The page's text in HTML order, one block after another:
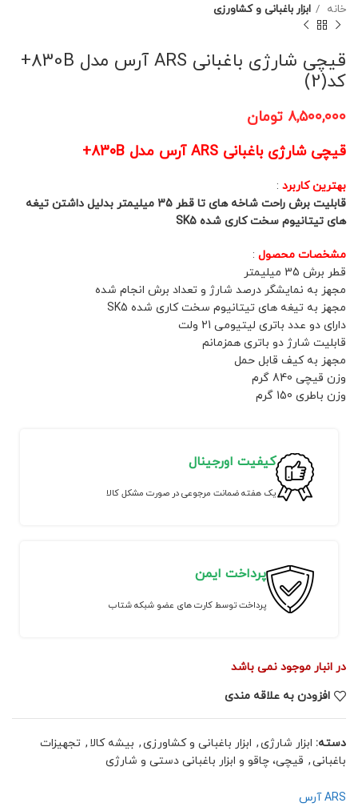
خانه ابزار باغبانی و کشاورزی
قیچی شارژی باغبانی ARS آرس مدل 830B+
کد(2)
۸,۵۰۰,۰۰۰ تومان
قیچی شارژی باغبانی ARS آرس مدل 830B+
بهترین کاربرد :
قابلیت برش راحت شاخه های تا قطر 35 میلیمتر بدلیل داشتن تیغه
های تیتانیوم سخت کاری شده SK5
مشخصات محصول :
قطر برش 35 میلیمتر
مجهز به نمایشگر درصد شارژ و تعداد برش انجام شده
مجهز به تیغه های تیتانیوم سخت کاری شده SK5
دارای دو عدد باتری لیتیومی 21 ولت
قابلیت شارژ دو باتری همزمانم
مجهز به کیف قابل حمل
وزن قیچی 840 گرم
وزن باطری 150 گرم
کیفیت اورجینال
یک هفته ضمانت مرجوعی در صورت مشکل کالا
پرداخت ایمن
پرداخت توسط کارت های عضو شبکه شتاب
در انبار موجود نمی باشد
افزودن به علاقه مندی
دسته: ابزار شارژی, ابزار باغبانی و کشاورزی, بیشه کالا , تجهیزات
باغبانی, قیچی، چاقو و ابزار باغبانی دستی و شارژی
ARS آرس